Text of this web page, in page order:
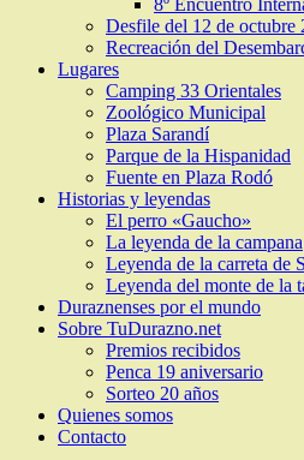
Desfile del 12 de octubre
Recreación del
Lugares
Camping 33 Orientales
Zoológico Municipal
Plaza Sarandí
Parque de la Hispanidad
Fuente en Plaza Rodó
Historias y leyendas
El perro «Gaucho»
La leyenda de la campana
Leyenda de la carreta de
Leyenda del monte de la
Duraznenses por el mundo
Sobre TuDurazno.net
Premios recibidos
Penca 19 aniversario
Sorteo 20 años
Quienes somos
Contacto